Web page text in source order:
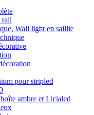
rail
Wall light en saillie
pour stripled
ambre et Licialed